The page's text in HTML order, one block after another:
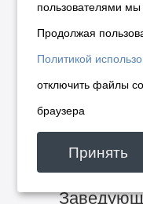
главного
по
части
пользователями
Продолжая
Политикой
отключить файлы
браузера
Принять